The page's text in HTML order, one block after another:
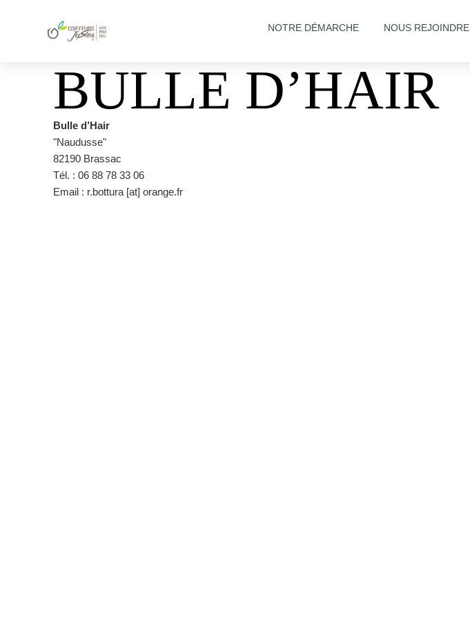
NOTRE DÉMARCHE NOUS REJOINDRE
BULLE D’HAIR
Bulle d’Hair
"Naudusse"
82190 Brassac
Tél. : 06 88 78 33 06
Email : r.bottura [at] orange.fr